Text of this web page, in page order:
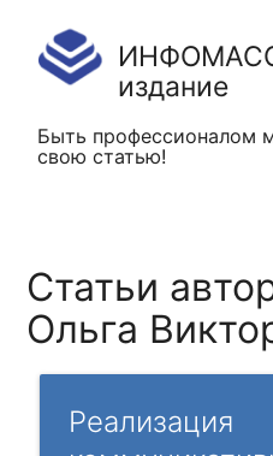
издание
Быть профессионалом
свою статью!
Статьи
Ольга
Реализация